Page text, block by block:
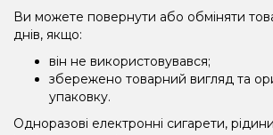
Ви можете повернути або обміняти
днів, якщо:
він не використовувався;
збережено товарний вигляд та
упаковку.
Одноразові електронні сигарети,